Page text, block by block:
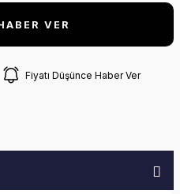
VER
Fiyatı Düşünce Haber Ver